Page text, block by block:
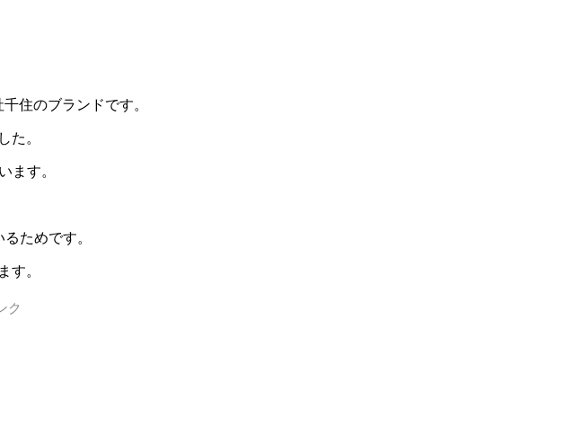
住のブランドです。
た。
ます。
ためです。
す。
ク